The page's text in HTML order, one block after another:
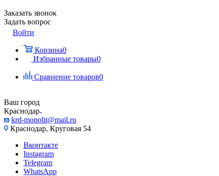
Заказать звонок
Задать вопрос
Войти
Корзина0
Избранные товары0
Сравнение товаров0
Ваш город
Краснодар
krd-monolit@mail.ru
Краснодар, Круговая 54
Вконтакте
Instagram
Telegram
WhatsApp